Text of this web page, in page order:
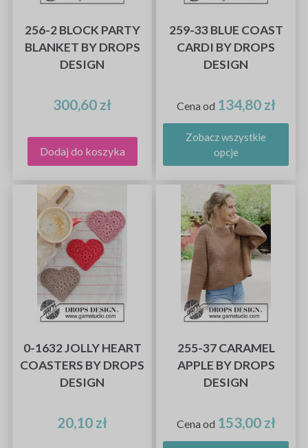
256-2 BLOCK PARTY
BLANKET BY DROPS
DESIGN
300,60 zł
Dodaj do koszyka
259-33 BLUE COAST
CARDI BY DROPS
DESIGN
Cena od 134,80 zł
Zobacz wszystkie
opcje
0-1632 JOLLY HEART
COASTERS BY DROPS
DESIGN
20,10 zł
255-37 CARAMEL
APPLE BY DROPS
DESIGN
Cena od 153,00 zł